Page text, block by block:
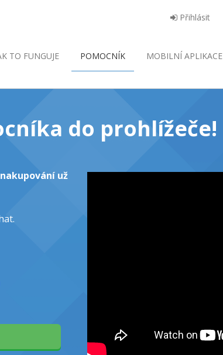
Přihlásit
TO FUNGUJE POMOCNÍK MOBILNÍ APLIKACE
do prohlížeče!
už